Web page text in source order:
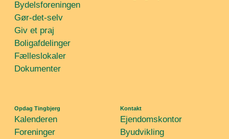
Bydelsforeningen
Gør-det-selv
Giv et praj
Boligafdelinger
Fælleslokaler
Dokumenter
Opdag Tingbjerg
Kalenderen
Foreninger
Kontakt
Ejendomskontor
Byudvikling